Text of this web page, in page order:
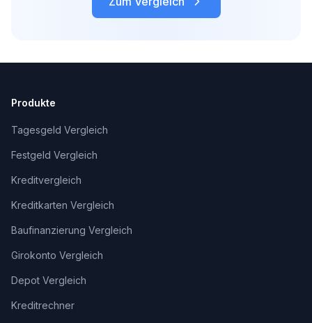
Produkte
Tagesgeld Vergleich
Festgeld Vergleich
Kreditvergleich
Kreditkarten Vergleich
Baufinanzierung Vergleich
Girokonto Vergleich
Depot Vergleich
Kreditrechner